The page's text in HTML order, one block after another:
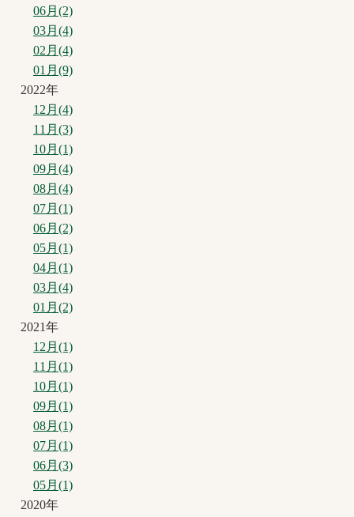
06月(2)
03月(4)
02月(4)
01月(9)
2022年
12月(4)
11月(3)
10月(1)
09月(4)
08月(4)
07月(1)
06月(2)
05月(1)
04月(1)
03月(4)
01月(2)
2021年
12月(1)
11月(1)
10月(1)
09月(1)
08月(1)
07月(1)
06月(3)
05月(1)
2020年